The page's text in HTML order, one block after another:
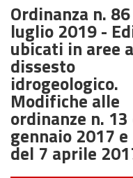
Ordinanza n.
luglio 2019 -
ubicati in aree a
dissesto
idrogeologico.
Modifiche alle
ordinanze n.
gennaio 2017
del 7 aprile